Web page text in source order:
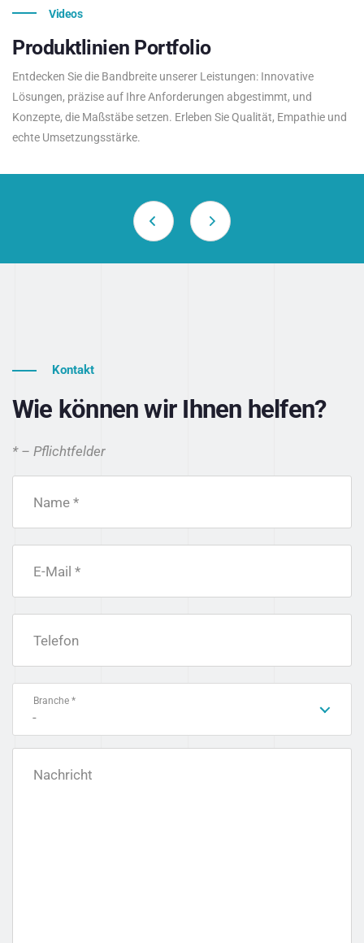
Videos
Produktlinien Portfolio
Entdecken Sie die Bandbreite unserer Leistungen: Innovative
Lösungen, präzise auf Ihre Anforderungen abgestimmt, und
Konzepte, die Maßstäbe setzen. Erleben Sie Qualität, Empathie und
echte Umsetzungsstärke.
Kontakt
Wie können wir Ihnen helfen?
* – Pflichtfelder
Name *
E-Mail *
Telefon
Branche *
-
Nachricht